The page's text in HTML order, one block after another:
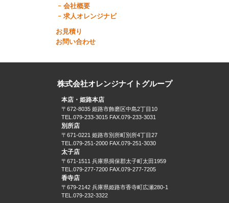
会社概要
求人オレンジナビ
お見積り
お問い合わせ
株式会社オレンジナイトグループ
本店・姫路本店
〒672-8035 姫路市飾磨区中島2丁目10
TEL.079-233-3015 FAX.079-233-3031
別所店
〒671-0221 姫路市別所町別所4丁目27
TEL.079-251-2000 FAX.079-251-3030
太子店
〒671-1511 兵庫県揖保郡太子町太田1959
TEL.079-277-7200 FAX.079-277-7205
香寺店
〒679-2142 兵庫県姫路市香寺町広瀬280-1
TEL.079-232-3322